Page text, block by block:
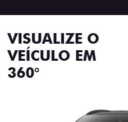
VISUALIZE O
VEÍCULO EM
360°